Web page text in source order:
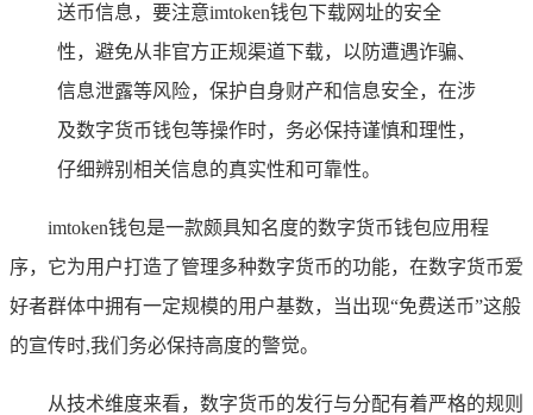
送币信息，要注意imtoken钱包下载网址的安全
性，避免从非官方正规渠道下载，以防遭遇诈骗、
信息泄露等风险，保护自身财产和信息安全，在涉
及数字货币钱包等操作时，务必保持谨慎和理性，
仔细辨别相关信息的真实性和可靠性。
imtoken钱包是一款颇具知名度的数字货币钱包应用程
序，它为用户打造了管理多种数字货币的功能，在数字货币爱
好者群体中拥有一定规模的用户基数，当出现“免费送币”这般
的宣传时,我们务必保持高度的警觉。
从技术维度来看，数字货币的发行与分配有着严格的规则